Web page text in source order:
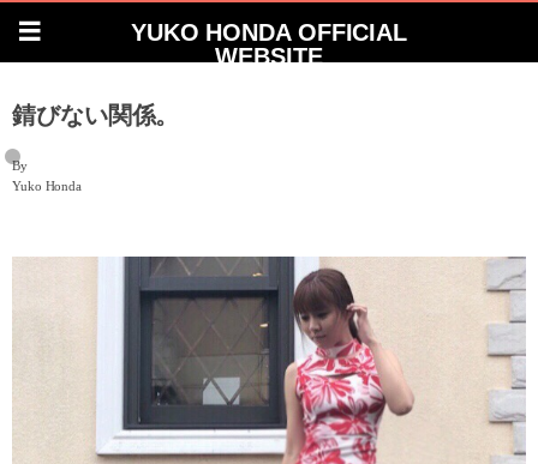
YUKO HONDA OFFICIAL
WEBSITE
錆びない関係。
By
Yuko Honda